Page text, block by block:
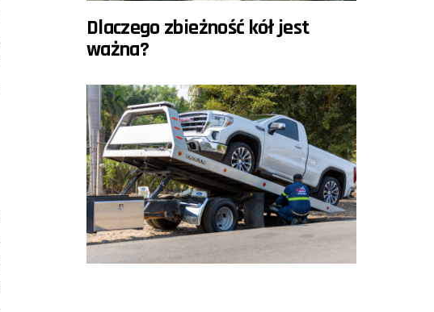
Dlaczego zbieżność kół jest
ważna?